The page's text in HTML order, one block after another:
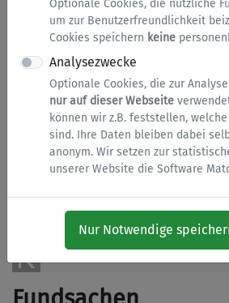
Optionale Cookies, die nützliche
um zur Benutzerfreundlichkeit
Cookies speichern keine
Analysezwecke
Optionale Cookies, die zur
nur auf dieser Webseite
können wir z.B. feststellen,
sind. Ihre Daten bleiben dabei
anonym. Wir setzen zur
unserer Website die Software
Nur Notwendige
Handy
Kfz
Kleidung
Medien
Schirm
Schlüssel
Schmuck
Sonstiges